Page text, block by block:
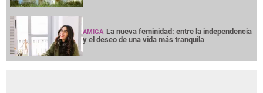
AMIGA La nueva feminidad: entre la independencia
y el deseo de una vida más tranquila